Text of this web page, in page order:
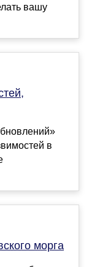
вашу
в
морга